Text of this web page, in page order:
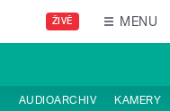
ŽIVĚ MENU
AUDIOARCHIV KAMERY